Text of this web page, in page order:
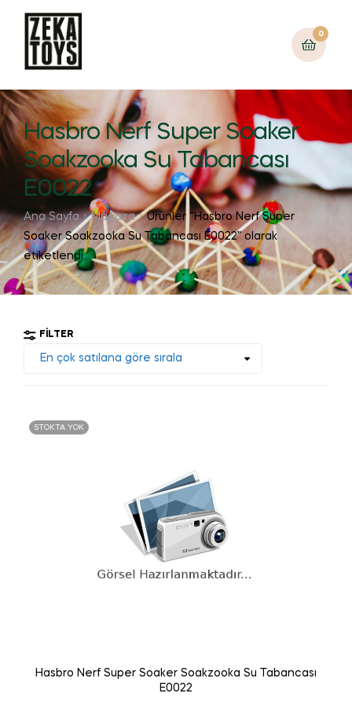
0
Hasbro Nerf Super Soaker
Soakzooka Su Tabancası
E0022
Ana Sayfa Mağaza
Ürünler “Hasbro Nerf Super
Soaker Soakzooka Su Tabancası E0022” olarak
etiketlendi
FILTER
STOKTA YOK
Hasbro Nerf Super Soaker Soakzooka Su Tabancası
E0022